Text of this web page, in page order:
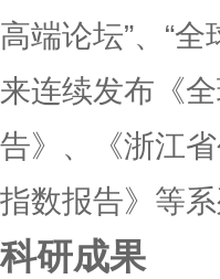
高端论坛”、“
来连续发布《
告》、《浙江
指数报告》等系
科研成果